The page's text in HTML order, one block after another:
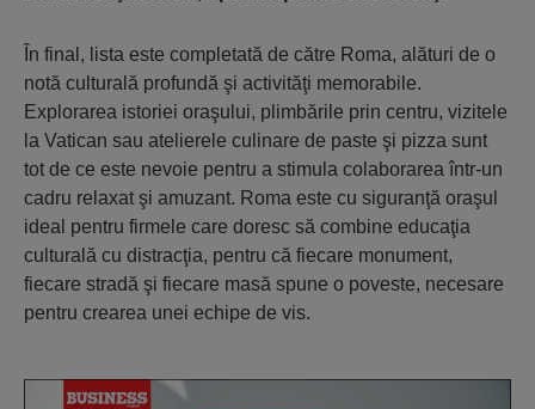
În final, lista este completată de către Roma, alături de o
notă culturală profundă şi activităţi memorabile.
Explorarea istoriei oraşului, plimbările prin centru, vizitele
la Vatican sau atelierele culinare de paste şi pizza sunt
tot de ce este nevoie pentru a stimula colaborarea într-un
cadru relaxat şi amuzant. Roma este cu siguranţă oraşul
ideal pentru firmele care doresc să combine educaţia
culturală cu distracţia, pentru că fiecare monument,
fiecare stradă şi fiecare masă spune o poveste, necesare
pentru crearea unei echipe de vis.